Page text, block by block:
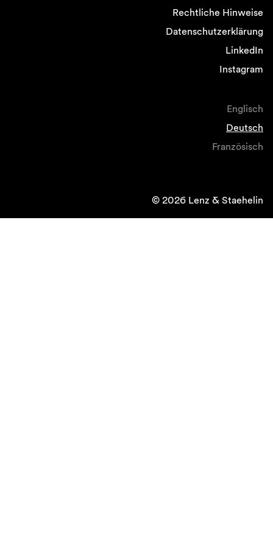
Rechtliche Hinweise
Datenschutzerklärung
LinkedIn
Instagram
Englisch
Deutsch
Französisch
© 2026 Lenz & Staehelin